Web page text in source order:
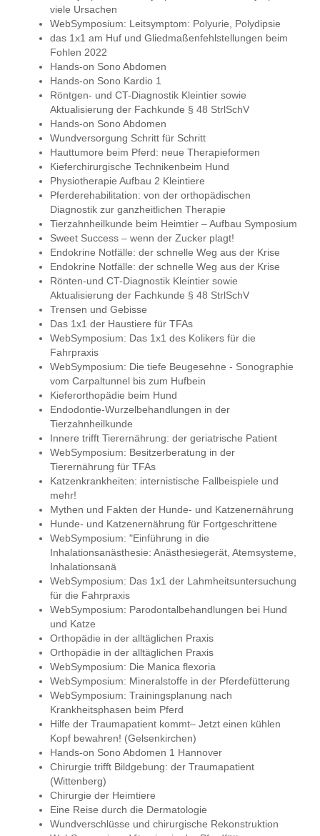
viele Ursachen
WebSymposium: Leitsymptom: Polyurie, Polydipsie
das 1x1 am Huf und Gliedmaßenfehlstellungen beim
Fohlen 2022
Hands-on Sono Abdomen
Hands-on Sono Kardio 1
Röntgen- und CT-Diagnostik Kleintier sowie
Aktualisierung der Fachkunde § 48 StrlSchV
Hands-on Sono Abdomen
Wundversorgung Schritt für Schritt
Hauttumore beim Pferd: neue Therapieformen
Kieferchirurgische Technikenbeim Hund
Physiotherapie Aufbau 2 Kleintiere
Pferderehabilitation: von der orthopädischen
Diagnostik zur ganzheitlichen Therapie
Tierzahnheilkunde beim Heimtier – Aufbau Symposium
Sweet Success – wenn der Zucker plagt!
Endokrine Notfälle: der schnelle Weg aus der Krise
Endokrine Notfälle: der schnelle Weg aus der Krise
Rönten-und CT-Diagnostik Kleintier sowie
Aktualisierung der Fachkunde § 48 StrlSchV
Trensen und Gebisse
Das 1x1 der Haustiere für TFAs
WebSymposium: Das 1x1 des Kolikers für die
Fahrpraxis
WebSymposium: Die tiefe Beugesehne - Sonographie
vom Carpaltunnel bis zum Hufbein
Kieferorthopädie beim Hund
Endodontie-Wurzelbehandlungen in der
Tierzahnheilkunde
Innere trifft Tierernährung: der geriatrische Patient
WebSymposium: Besitzerberatung in der
Tierernährung für TFAs
Katzenkrankheiten: internistische Fallbeispiele und
mehr!
Mythen und Fakten der Hunde- und Katzenernährung
Hunde- und Katzenernährung für Fortgeschrittene
WebSymposium: "Einführung in die
Inhalationsanästhesie: Anästhesiegerät, Atemsysteme,
Inhalationsanä
WebSymposium: Das 1x1 der Lahmheitsuntersuchung
für die Fahrpraxis
WebSymposium: Parodontalbehandlungen bei Hund
und Katze
Orthopädie in der alltäglichen Praxis
Orthopädie in der alltäglichen Praxis
WebSymposium: Die Manica flexoria
WebSymposium: Mineralstoffe in der Pferdefütterung
WebSymposium: Trainingsplanung nach
Krankheitsphasen beim Pferd
Hilfe der Traumapatient kommt– Jetzt einen kühlen
Kopf bewahren! (Gelsenkirchen)
Hands-on Sono Abdomen 1 Hannover
Chirurgie trifft Bildgebung: der Traumapatient
(Wittenberg)
Chirurgie der Heimtiere
Eine Reise durch die Dermatologie
Wundverschlüsse und chirurgische Rekonstruktion